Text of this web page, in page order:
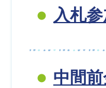
入札
中間